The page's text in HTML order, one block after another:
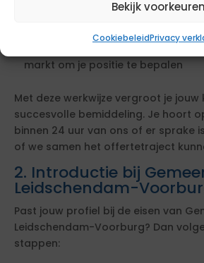
Bekijk voorkeuren
CookiebeleidPrivacy
We leggen jouw profiel langs de
We checken je tarief en zetten dit
markt om je positie te bepalen
Met deze werkwijze vergroot je jouw
succesvolle bemiddeling. Je hoort
binnen 24 uur van ons of er sprake
of we samen het offertetraject
2. Introductie bij
Leidschendam-
Past jouw profiel bij de eisen van
Leidschendam-Voorburg? Dan
stappen: